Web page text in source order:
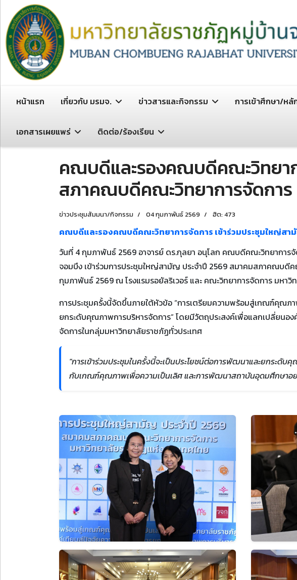
หน้าแรก เกี่ยวกับ มรมจ. ข่าวสารและกิจกรรม การเข้าศึกษา/หลั
เอกสารเผยแพร่ ติดต่อ/ร้องเรียน
คณบดีและรองคณบดีคณะวิทยา
สภาคณบดีคณะวิทยาการจัดการ
ข่าวประชุมสัมมนา/กิจกรรม 04 กุมภาพันธ์ 2569 ฮิต: 473
คณบดีและรองคณบดีคณะวิทยาการจัดการ เข้าร่วมประชุมใหญ่ส
วันที่ 4 กุมภาพันธ์ 2569 อาจารย์ ดร.กุลยา อนุโลก คณบดีคณะวิทยาการ
จอมบึง เข้าร่วมการประชุมใหญ่สามัญ ประจำปี 2569 สมาคมสภาคณบดี
กุมภาพันธ์ 2569 ณ โรงแรมรอยัลริเวอร์ และ คณะวิทยาการจัดการ มหา
การประชุมครั้งนี้จัดขึ้นภายใต้หัวข้อ “การเตรียมความพร้อมสู่เกณฑ์คุณภ
ยกระดับคุณภาพการบริหารจัดการ” โดยมีวัตถุประสงค์เพื่อแลกเปลี่ยนอ
จัดการในกลุ่มมหาวิทยาลัยราชภัฏทั่วประเทศ
"การเข้าร่วมประชุมในครั้งนี้จะเป็นประโยชน์ต่อการพัฒนาและยกระ
กับเกณฑ์คุณภาพเพื่อความเป็นเลิศ และการพัฒนาสถาบันอุดมศึกษาอ